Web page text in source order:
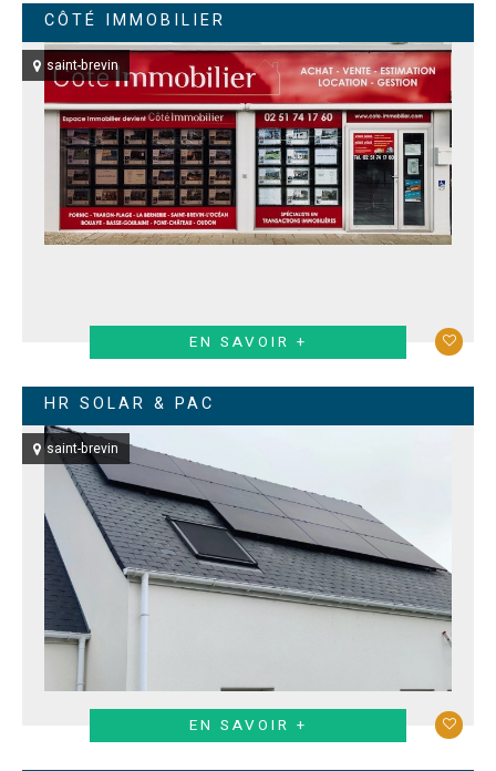
CÔTÉ IMMOBILIER
saint-brevin
EN SAVOIR +
HR SOLAR & PAC
saint-brevin
EN SAVOIR +